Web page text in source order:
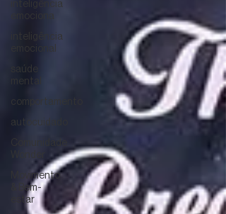
inteligência
emociona
inteligência
emocional
saúde
mental
comportamento
autocuidado
Movimento
& Bem-
estar